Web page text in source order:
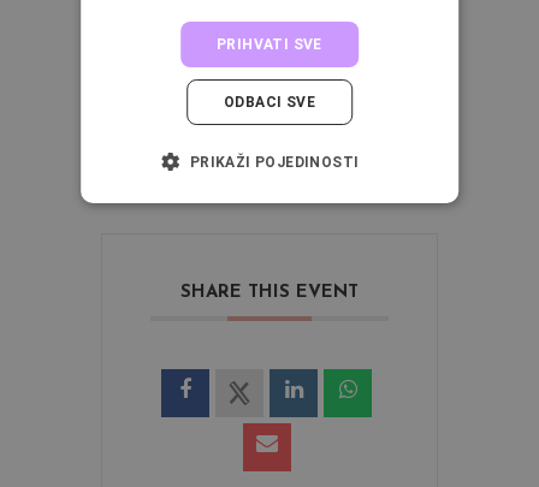
zvuči kao nešto što bi željela isprobati, dođi i
zajedno ćemo se vratiti u 50-te. Razdoblje
makeup revolucija.
SHARE THIS EVENT
PRIHVATI SVE
ODBACI SVE
PRIKAŽI POJEDINOSTI